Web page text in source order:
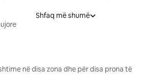
Shfaq më shumë
në disa zona dhe për disa prona të